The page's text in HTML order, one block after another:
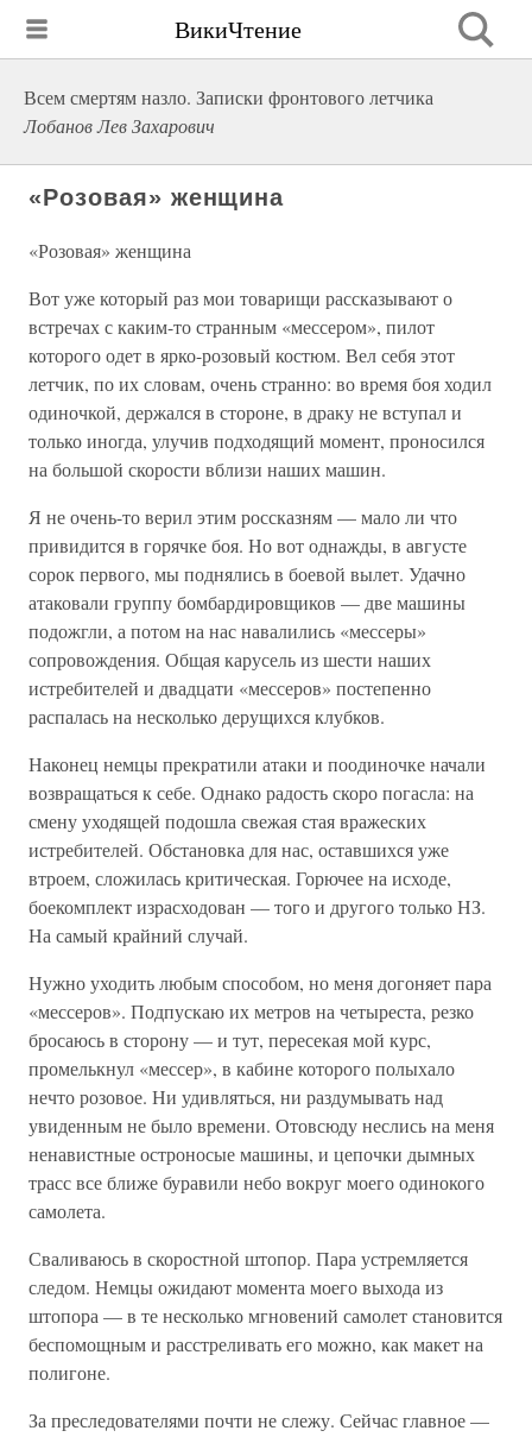
ВикиЧтение
Всем смертям назло. Записки фронтового летчика
Лобанов Лев Захарович
«Розовая» женщина
«Розовая» женщина
Вот уже который раз мои товарищи рассказывают о
встречах с каким-то странным «мессером», пилот
которого одет в ярко-розовый костюм. Вел себя этот
летчик, по их словам, очень странно: во время боя ходил
одиночкой, держался в стороне, в драку не вступал и
только иногда, улучив подходящий момент, проносился
на большой скорости вблизи наших машин.
Я не очень-то верил этим россказням — мало ли что
привидится в горячке боя. Но вот однажды, в августе
сорок первого, мы поднялись в боевой вылет. Удачно
атаковали группу бомбардировщиков — две машины
подожгли, а потом на нас навалились «мессеры»
сопровождения. Общая карусель из шести наших
истребителей и двадцати «мессеров» постепенно
распалась на несколько дерущихся клубков.
Наконец немцы прекратили атаки и поодиночке начали
возвращаться к себе. Однако радость скоро погасла: на
смену уходящей подошла свежая стая вражеских
истребителей. Обстановка для нас, оставшихся уже
втроем, сложилась критическая. Горючее на исходе,
боекомплект израсходован — того и другого только НЗ.
На самый крайний случай.
Нужно уходить любым способом, но меня догоняет пара
«мессеров». Подпускаю их метров на четыреста, резко
бросаюсь в сторону — и тут, пересекая мой курс,
промелькнул «мессер», в кабине которого полыхало
нечто розовое. Ни удивляться, ни раздумывать над
увиденным не было времени. Отовсюду неслись на меня
ненавистные остроносые машины, и цепочки дымных
трасс все ближе буравили небо вокруг моего одинокого
самолета.
Сваливаюсь в скоростной штопор. Пара устремляется
следом. Немцы ожидают момента моего выхода из
штопора — в те несколько мгновений самолет становится
беспомощным и расстреливать его можно, как макет на
полигоне.
За преследователями почти не слежу. Сейчас главное —